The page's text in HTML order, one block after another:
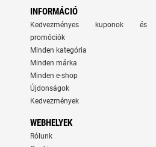
INFORMÁCIÓ
Kedvezményes kuponok és
promóciók
Minden kategória
Minden márka
Minden e-shop
Újdonságok
Kedvezmények
WEBHELYEK
Rólunk